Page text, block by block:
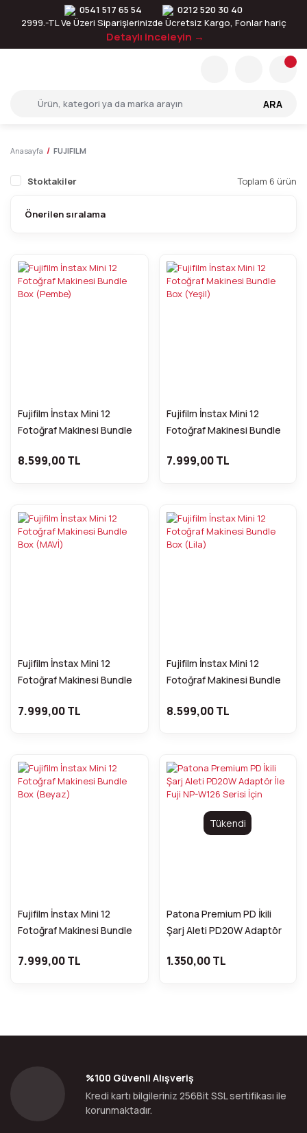
0541 517 65 54
0212 520 30 40
2999.-TL Ve Üzeri Siparişlerinizde Ücretsiz Kargo, Fonlar hariç
Detaylı inceleyin →
ARA
Anasayfa FUJIFILM
Stoktakiler Toplam 6 ürün
Fujifilm İnstax Mini 12
Fotoğraf Makinesi Bundle
8.599,00 TL
Fujifilm İnstax Mini 12
Fotoğraf Makinesi Bundle
7.999,00 TL
Fujifilm İnstax Mini 12
Fotoğraf Makinesi Bundle
7.999,00 TL
Fujifilm İnstax Mini 12
Fotoğraf Makinesi Bundle
8.599,00 TL
Fujifilm İnstax Mini 12
Fotoğraf Makinesi Bundle
7.999,00 TL
Tükendi
Patona Premium PD İkili
Şarj Aleti PD20W Adaptör
1.350,00 TL
%100 Güvenli Alışveriş
Kredi kartı bilgileriniz 256Bit SSL sertifikası ile
korunmaktadır.